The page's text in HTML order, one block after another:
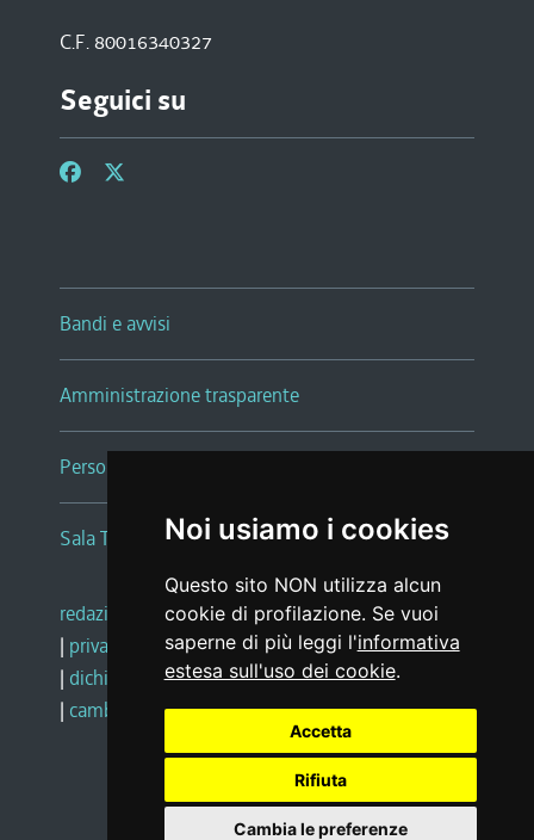
Noi usiamo i cookies
Questo sito NON utilizza alcun
cookie di profilazione. Se vuoi
saperne di più leggi l'informativa
estesa sull'uso dei cookie.
Accetta
Rifiuta
Cambia le preferenze
C.F. 80016340327
Seguici su
Bandi e avvisi
Amministrazione trasparente
Persone e Uffici
Sala Tiziano Tessitori
redazione web |note legali |glossario
| privacy
social media policy
| dichiarazione di accessibilità |feedback
| cambio preferenze cookie
Realizzato da